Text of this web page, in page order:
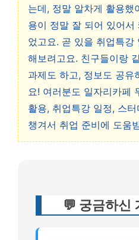
는데, 정말 알차게 활용했
용이 정말 잘 되어 있어서
었고요. 곧 있을 취업특강
해보려고요. 친구들이랑
과제도 하고, 정보도 공유
요! 여러분도 일자리카페
활용, 취업특강 일정, 스
챙겨서 취업 준비에 도움
💬 궁금하신